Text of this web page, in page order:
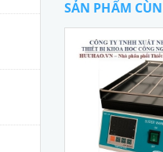
SẢN PHẨM